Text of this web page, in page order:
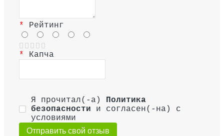
Рейтинг
Капча
Я прочитал(-а) Политика
безопасности и согласен(-на) с
условиями
Отправить свой отзыв